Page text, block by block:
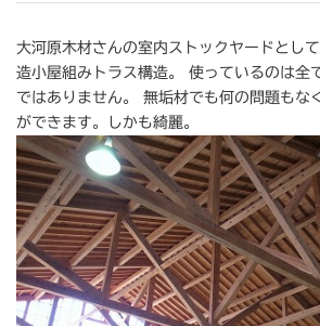
大河原木材さんの室内ストックヤードとし
造小屋組みトラス構造。 使っているのは全
ではありません。 無垢材でも何の問題もな
ができます。しかも綺麗。